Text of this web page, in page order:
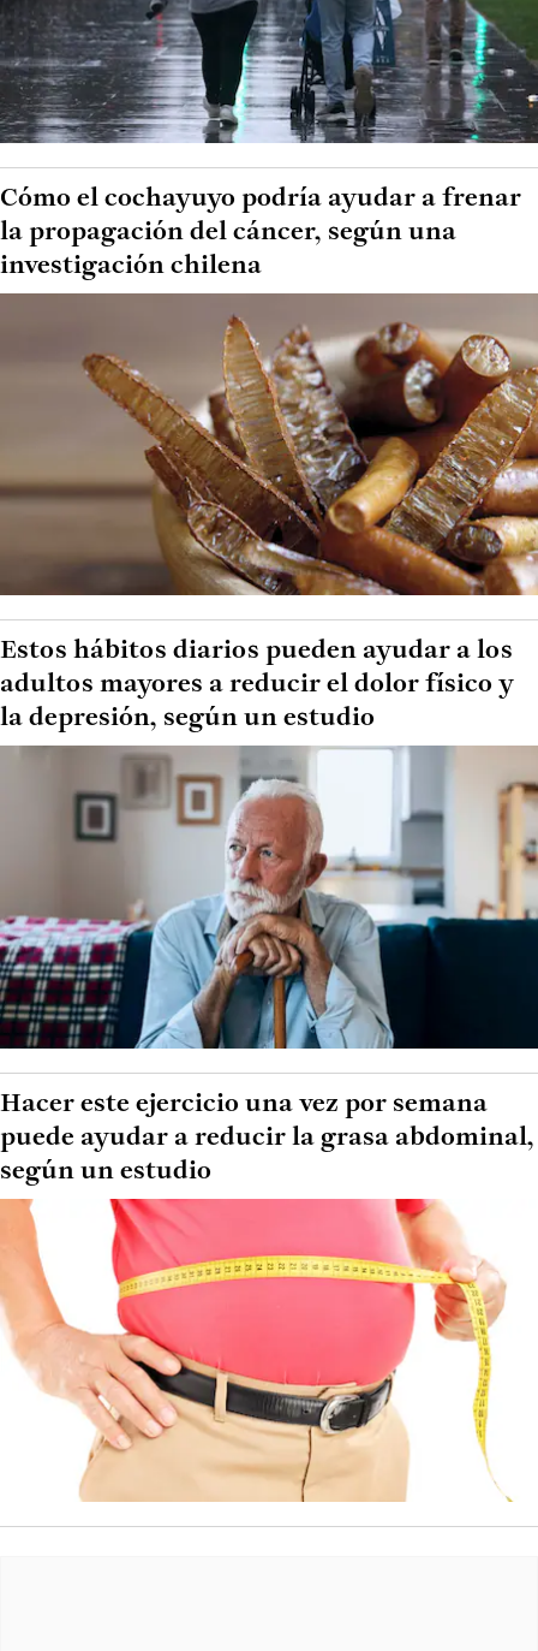
Cómo el cochayuyo podría ayudar a frenar
la propagación del cáncer, según una
investigación chilena
Estos hábitos diarios pueden ayudar a los
adultos mayores a reducir el dolor físico y
la depresión, según un estudio
Hacer este ejercicio una vez por semana
puede ayudar a reducir la grasa abdominal,
según un estudio